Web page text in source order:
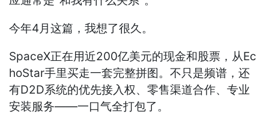
今年4月这篇，我想了很久。
SpaceX正在用近200亿美元的现金和股票，从Ec
hoStar手里买走一套完整拼图。不只是频谱，还
有D2D系统的优先接入权、零售渠道合作、专业
安装服务——一口气全打包了。